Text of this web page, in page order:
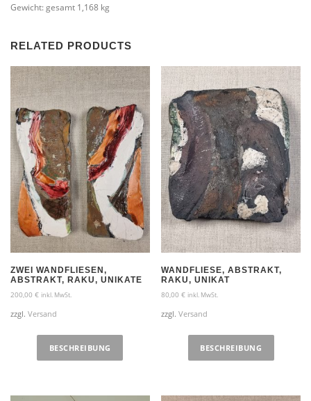
Gewicht: gesamt 1,168 kg
RELATED PRODUCTS
ZWEI WANDFLIESEN,
ABSTRAKT, RAKU, UNIKATE
200,00 € inkl. MwSt.
zzgl. Versand
BESCHREIBUNG
WANDFLIESE, ABSTRAKT,
RAKU, UNIKAT
80,00€ inkl. MwSt.
zzgl.Versand
BESCHREIBUNG